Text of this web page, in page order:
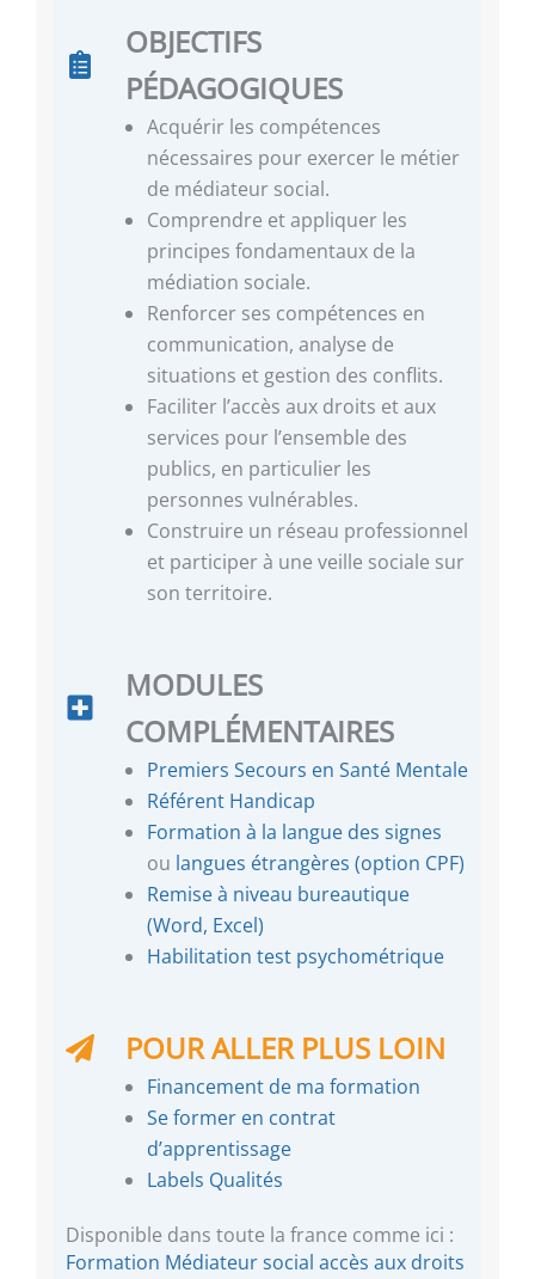
OBJECTIFS
PÉDAGOGIQUES
Acquérir les compétences
nécessaires pour exercer le métier
de médiateur social.
Comprendre et appliquer les
principes fondamentaux de la
médiation sociale.
Renforcer ses compétences en
communication, analyse de
situations et gestion des conflits.
Faciliter l’accès aux droits et aux
services pour l’ensemble des
publics, en particulier les
personnes vulnérables.
Construire un réseau professionnel
et participer à une veille sociale sur
son territoire.
MODULES
COMPLÉMENTAIRES
Premiers Secours en Santé Mentale
Référent Handicap
Formation à la langue des signes
ou langues étrangères (option CPF)
Remise à niveau bureautique
(Word, Excel)
Habilitation test psychométrique
POUR ALLER PLUS LOIN
Financement de ma formation
Se former en contrat
d’apprentissage
Labels Qualités
Disponible dans toute la france comme ici :
Formation Médiateur social accès aux droits